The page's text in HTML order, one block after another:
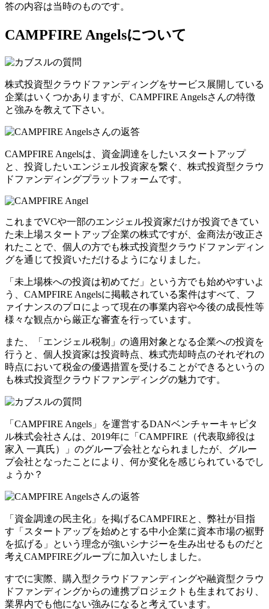
答の内容は当時のものです。
CAMPFIRE Angelsについて
株式投資型クラウドファンディングをサービス展開している
企業はいくつかありますが、CAMPFIRE Angelsさんの特徴
と強みを教えて下さい。
CAMPFIRE Angelsは、資金調達をしたいスタートアップ
と、投資したいエンジェル投資家を繋ぐ、株式投資型クラウ
ドファンディングプラットフォームです。
これまでVCや一部のエンジェル投資家だけが投資できてい
た未上場スタートアップ企業の株式ですが、金商法が改正さ
れたことで、個人の方でも株式投資型クラウドファンディン
グを通じて投資いただけるようになりました。
「未上場株への投資は初めてだ」という方でも始めやすいよ
う、 CAMPFIRE Angelsに掲載されている案件はすべて、フ
ァイナンスのプロによって現在の事業内容や今後の成長性等
様々な観点から厳正な審査を行っています。
また、「エンジェル税制」の適用対象となる企業への投資を
行うと、個人投資家は投資時点、株式売却時点のそれぞれの
時点において税金の優遇措置を受けることができるというの
も株式投資型クラウドファンディングの魅力です。
「CAMPFIRE Angels」を運営するDANベンチャーキャピタ
ル株式会社さんは、2019年に「CAMPFIRE（代表取締役は
家入 一真氏）」のグループ会社となられましたが、グルー
プ会社となったことにより、何か変化を感じられているでし
ょうか？
「資金調達の民主化」を掲げるCAMPFIREと、弊社が目指
す「スタートアップを始めとする中小企業に資本市場の裾野
を拡げる」という理念が強いシナジーを生み出せるものだと
考えCAMPFIREグループに加入いたしました。
すでに実際、 購入型クラウドファンディングや融資型クラウ
ドファンディングからの連携プロジェクト も生まれており、
業界内でも他にない強みになると考えています。